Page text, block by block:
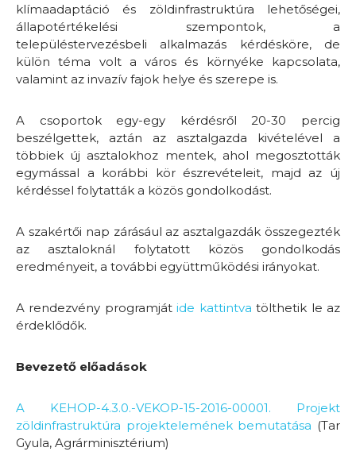
klímaadaptáció és zöldinfrastruktúra lehetőségei,
állapotértékelési szempontok, a
településtervezésbeli alkalmazás kérdésköre, de
külön téma volt a város és környéke kapcsolata,
valamint az invazív fajok helye és szerepe is.
A csoportok egy-egy kérdésről 20-30 percig
beszélgettek, aztán az asztalgazda kivételével a
többiek új asztalokhoz mentek, ahol megosztották
egymással a korábbi kör észrevételeit, majd az új
kérdéssel folytatták a közös gondolkodást.
A szakértői nap zárásául az asztalgazdák összegezték
az asztaloknál folytatott közös gondolkodás
eredményeit, a további együttműködési irányokat.
A rendezvény programjátide kattintva tölthetik le az
érdeklődők.
Bevezető előadások
A KEHOP-4.3.0.-VEKOP-15-2016-00001. Projekt
zöldinfrastruktúra projektelemének bemutatása (Tar
Gyula, Agrárminisztérium)